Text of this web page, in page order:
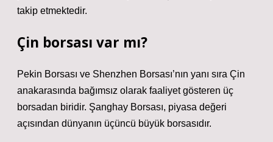
takip etmektedir.
Çin borsası var mı?
Pekin Borsası ve Shenzhen Borsası’nın yanı sıra Çin
anakarasında bağımsız olarak faaliyet gösteren üç
borsadan biridir. Şanghay Borsası, piyasa değeri
açısından dünyanın üçüncü büyük borsasıdır.